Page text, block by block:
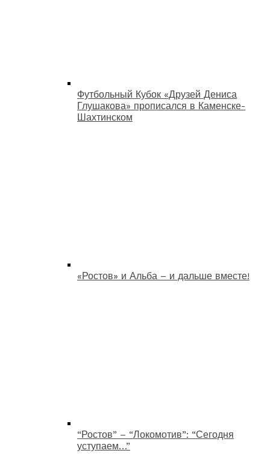
Футбольный Кубок «Друзей Дениса
Глушакова» прописался в Каменске-
Шахтинском
«Ростов» и Альба – и дальше вместе!
“Ростов” – “Локомотив”: “Сегодня
уступаем…”